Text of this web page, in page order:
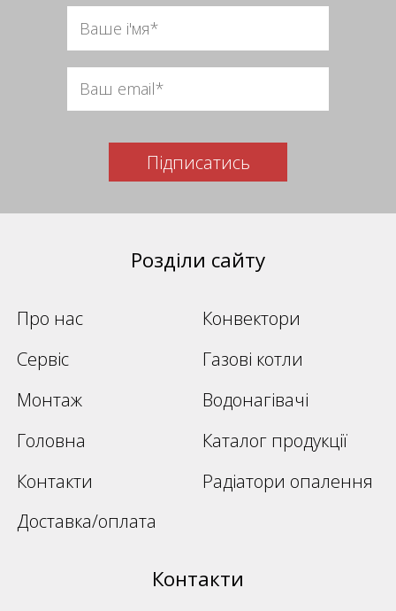
Підписатись
Розділи сайту
Про нас
Конвектори
Сервіс
Газові котли
Монтаж
Водонагівачі
Головна
Каталог продукції
Контакти
Радіатори опалення
Доставка/оплата
Контакти